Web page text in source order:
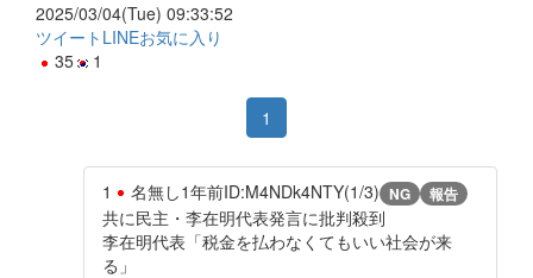
2025/03/04(Tue) 09:33:52
ツイート LINEお気に入り
35
1
1
1 名無し1年前ID:M4NDk4NTY(1/3) NG 報告
共に民主・李在明代表発言に批判殺到
李在明代表「税金を払わなくてもいい社会が来
る」